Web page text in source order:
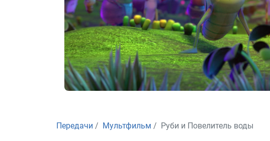
Передачи Мультфильм Руби и Повелитель воды